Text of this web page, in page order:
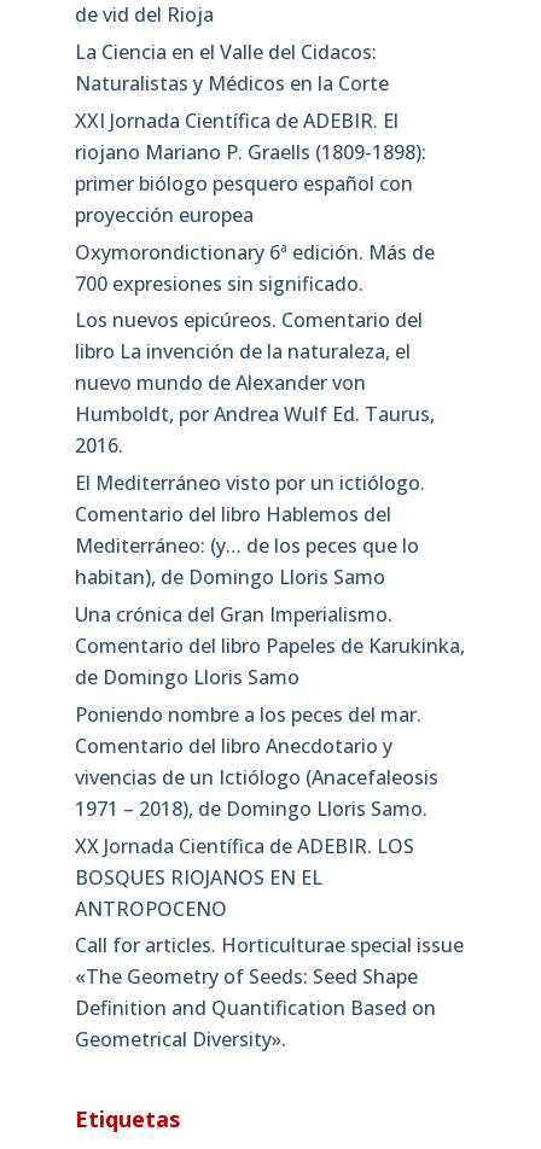
de vid del Rioja
La Ciencia en el Valle del Cidacos:
Naturalistas y Médicos en la Corte
XXI Jornada Científica de ADEBIR. El
riojano Mariano P. Graells (1809-1898):
primer biólogo pesquero español con
proyección europea
Oxymorondictionary 6ª edición. Más de
700 expresiones sin significado.
Los nuevos epicúreos. Comentario del
libro La invención de la naturaleza, el
nuevo mundo de Alexander von
Humboldt, por Andrea Wulf Ed. Taurus,
2016.
El Mediterráneo visto por un ictiólogo.
Comentario del libro Hablemos del
Mediterráneo: (y… de los peces que lo
habitan), de Domingo Lloris Samo
Una crónica del Gran Imperialismo.
Comentario del libro Papeles de Karukinka,
de Domingo Lloris Samo
Poniendo nombre a los peces del mar.
Comentario del libro Anecdotario y
vivencias de un Ictiólogo (Anacefaleosis
1971 – 2018), de Domingo Lloris Samo.
XX Jornada Científica de ADEBIR. LOS
BOSQUES RIOJANOS EN EL
ANTROPOCENO
Call for articles. Horticulturae special issue
«The Geometry of Seeds: Seed Shape
Definition and Quantification Based on
Geometrical Diversity»​.
Etiquetas